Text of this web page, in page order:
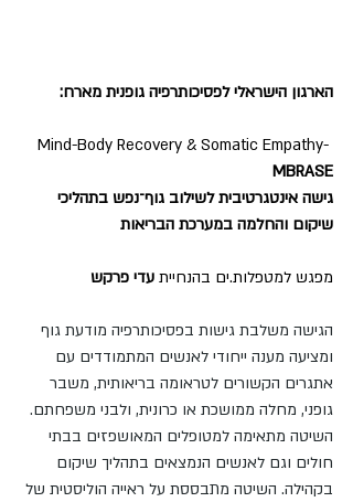
הארגון הישראלי לפסיכותרפיה גופנית מארח:
Mind-Body Recovery & Somatic Empathy-
MBRASE
גישה אינטגרטיבית לשילוב גוף־נפש בתהליכי
שיקום והחלמה במערכת הבריאות
מפגש למטפלות.ים בהנחיית עדי פרקש
הגישה משלבת גישות בפסיכותרפיה מודעת גוף
ומציעה מענה ייחודי לאנשים המתמודדים עם
אתגרים הקשורים לטראומה בריאותית, משבר
גופני, מחלה ממושכת או כרונית, ולבני משפחתם.
השיטה מתאימה למטופלים המאושפזים בבתי
חולים וגם לאנשים הנמצאים בתהליך שיקום
בקהילה. השיטה מתבססת על ראייה הוליסטית של